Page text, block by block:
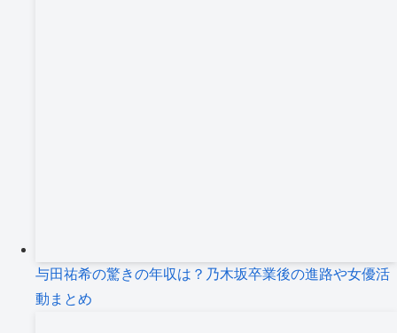
与田祐希の驚きの年収は？乃木坂卒業後の進路や女優活
動まとめ